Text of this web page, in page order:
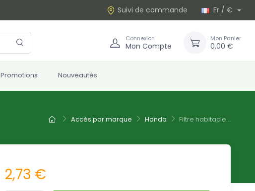
Suivi de commande Fr / €
Connexion
Mon Compte
Mon Panier
0,00 €
Promotions Nouveautés
Accès par marque Honda Filtre habitacle...
2,73 €